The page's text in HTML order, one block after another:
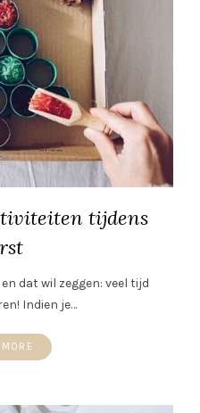
tijdens
dat wil zeggen: veel tijd
Indien je…